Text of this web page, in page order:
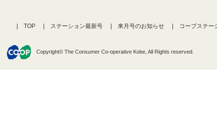
TOP ステーション最新号 来月号のお知らせ コープステー
Copyright© The Consumer Co-operative Kobe, All Rights reserved.